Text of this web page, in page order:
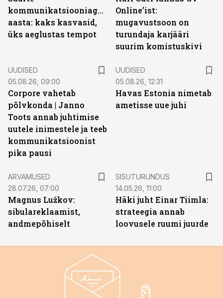
kommunikatsiooniagentuuride
aasta: kaks kasvasid,
üks aeglustas tempot
Online’ist:
mugavustsoon on
turundaja karjääri
suurim komistuskivi
UUDISED
05.08.26, 09:00
Corpore vahetab
põlvkonda | Janno
Toots annab juhtimise
uutele inimestele ja teeb
kommunikatsioonist
pika pausi
UUDISED
05.08.26, 12:31
Havas Estonia nimetab
ametisse uue juhi
ARVAMUSED
28.07.26, 07:00
Magnus Lužkov:
sibulareklaamist,
andmepõhiselt
SISUTURUNDUS
14.05.26, 11:00
Häki juht Einar Tiimla:
strateegia annab
loovusele ruumi juurde